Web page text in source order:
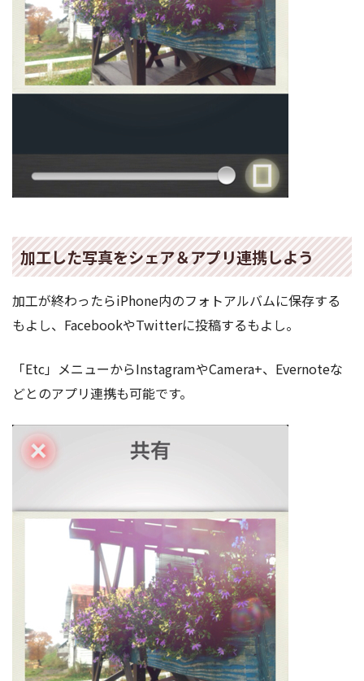
加工した写真をシェア＆アプリ連携しよう
加工が終わったらiPhone内のフォトアルバムに保存する
もよし、FacebookやTwitterに投稿するもよし。
「Etc」メニューからInstagramやCamera+、Evernoteな
どとのアプリ連携も可能です。